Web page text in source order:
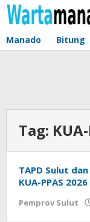
Lewati
ke
Manado Bitung
Tag:
TAPD Sulut
KUA-PPAS 2026
Pemprov Sulut